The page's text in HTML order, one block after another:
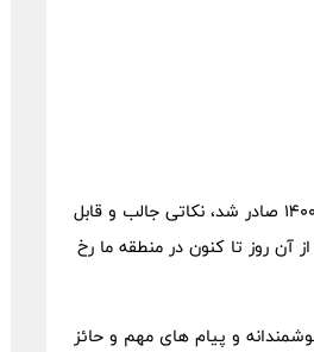
بازخوانی دقیق پیام حج رهبر معظم انقلاب که در سال 1400 صادر شد، نکاتی جالب و قابل
آن روز تا کنون در منطقه ما رخ
و پیام های مهم و حائز